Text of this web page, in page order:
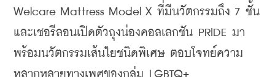
Welcare Mattress Model X ที่มีนวัตกรรมถึง 7 ชั้น
และเชอรีลอนเปิดตัวถุงน่องคอลเลกชัน PRIDE มา
พร้อมนวัตกรรมเส้นใยชนิดพิเศษ ตอบโจทย์ความ
หลากหลายทางเพศของกลุ่ม LGBTQ+